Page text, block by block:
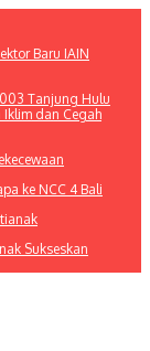
Baru IAIN
Tanjung Hulu
dan Cegah
ke NCC 4 Bali
Sukseskan